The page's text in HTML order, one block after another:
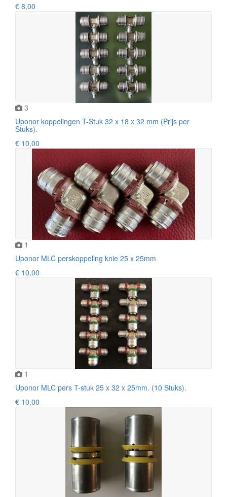
€ 8,00
3
Uponor koppelingen T-Stuk 32 x 18 x 32 mm (Prijs per
Stuks).
€ 10,00
1
Uponor MLC perskoppeling knie 25 x 25mm
€ 10,00
1
Uponor MLC pers T-stuk 25 x 32 x 25mm. (10 Stuks).
€ 10,00